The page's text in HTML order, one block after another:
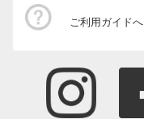
ご利用ガイドへ